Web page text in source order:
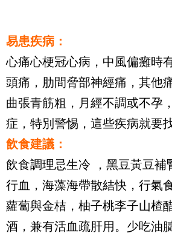
易患疾病：
心痛心梗冠心病，中風偏癱時
頭痛，肋間脅部神經痛，其他
曲張青筋粗，月經不調或不孕
症，特別警惕，這些疾病就要
飲食建議：
飲食調理忌生冷 ，黑豆黃豆補
行血，海藻海帶散結快，行氣
蘿蔔與金桔，柚子桃李子山楂
酒，兼有活血疏肝用。少吃油